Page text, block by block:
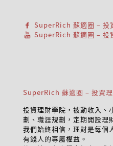
SuperRich 蘇適圈 – 投
SuperRich 蘇適圈 – 投
SuperRich 蘇適圈 – 投資
投資理財學院，被動收入、
劃、職涯規劃，定期開設理
我們始終相信，理財是每個
有錢人的專屬權益。